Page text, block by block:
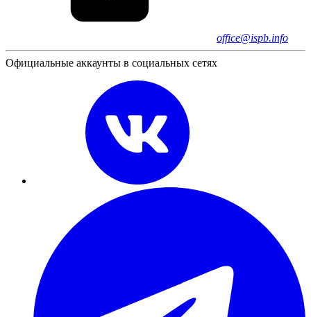
office@ispb.info
Официальные аккаунты в социальных сетях